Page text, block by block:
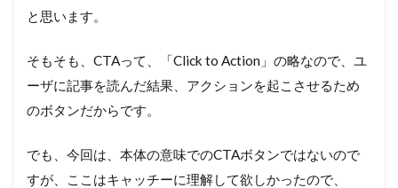
と思います。
そもそも、CTAって、「Click to Action」の略なので、ユ
ーザに記事を読んだ結果、アクションを起こさせるため
のボタンだからです。
でも、今回は、本体の意味でのCTAボタンではないので
すが、ここはキャッチーに理解して欲しかったので、